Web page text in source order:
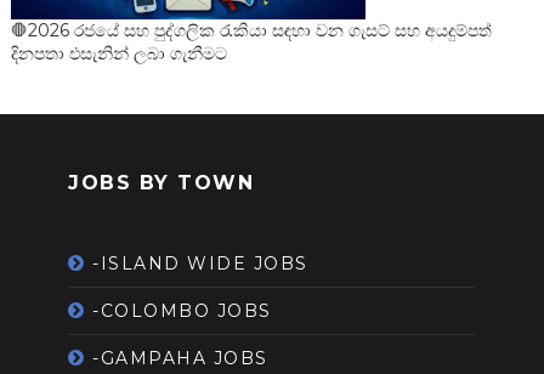
🛑2026 රජයේ සහ පුද්ගලික රැකියා සඳහා වන ගැසට් සහ අයදුම්පත්
දිනපතා එසැනින් ලබා ගැනීමට
JOBS BY TOWN
-ISLAND WIDE JOBS
-COLOMBO JOBS
-GAMPAHA JOBS